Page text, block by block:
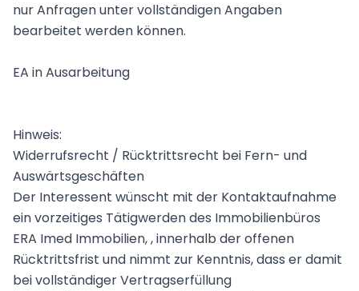
nur Anfragen unter vollständigen Angaben
bearbeitet werden können.
EA in Ausarbeitung
Hinweis:
Widerrufsrecht / Rücktrittsrecht bei Fern- und
Auswärtsgeschäften
Der Interessent wünscht mit der Kontaktaufnahme
ein vorzeitiges Tätigwerden des Immobilienbüros
ERA Imed Immobilien, , innerhalb der offenen
Rücktrittsfrist und nimmt zur Kenntnis, dass er damit
bei vollständiger Vertragserfüllung